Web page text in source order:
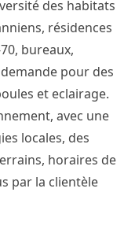
des habitats
résidences
bureaux,
pour des
et eclairage.
avec une
locales, des
horaires de
par la clientèle